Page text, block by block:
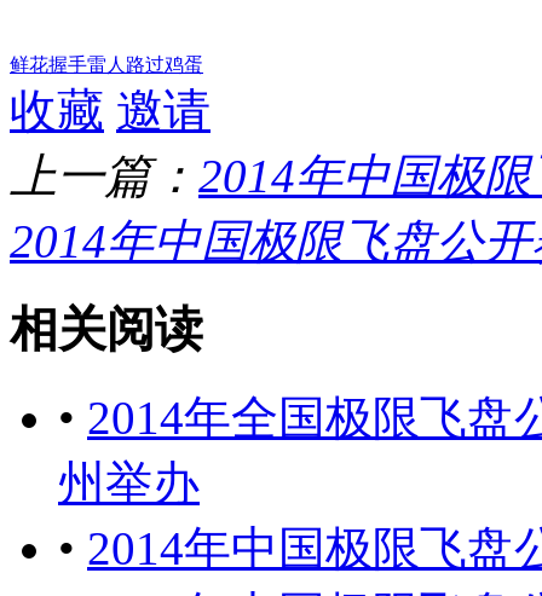
鲜花握手雷人 路过鸡蛋
收藏 邀请
上一篇： 2014年中国极
2014年中国极限飞盘公
相关阅读
• 2014年全国极限飞盘
州举办
• 2014年中国极限飞盘